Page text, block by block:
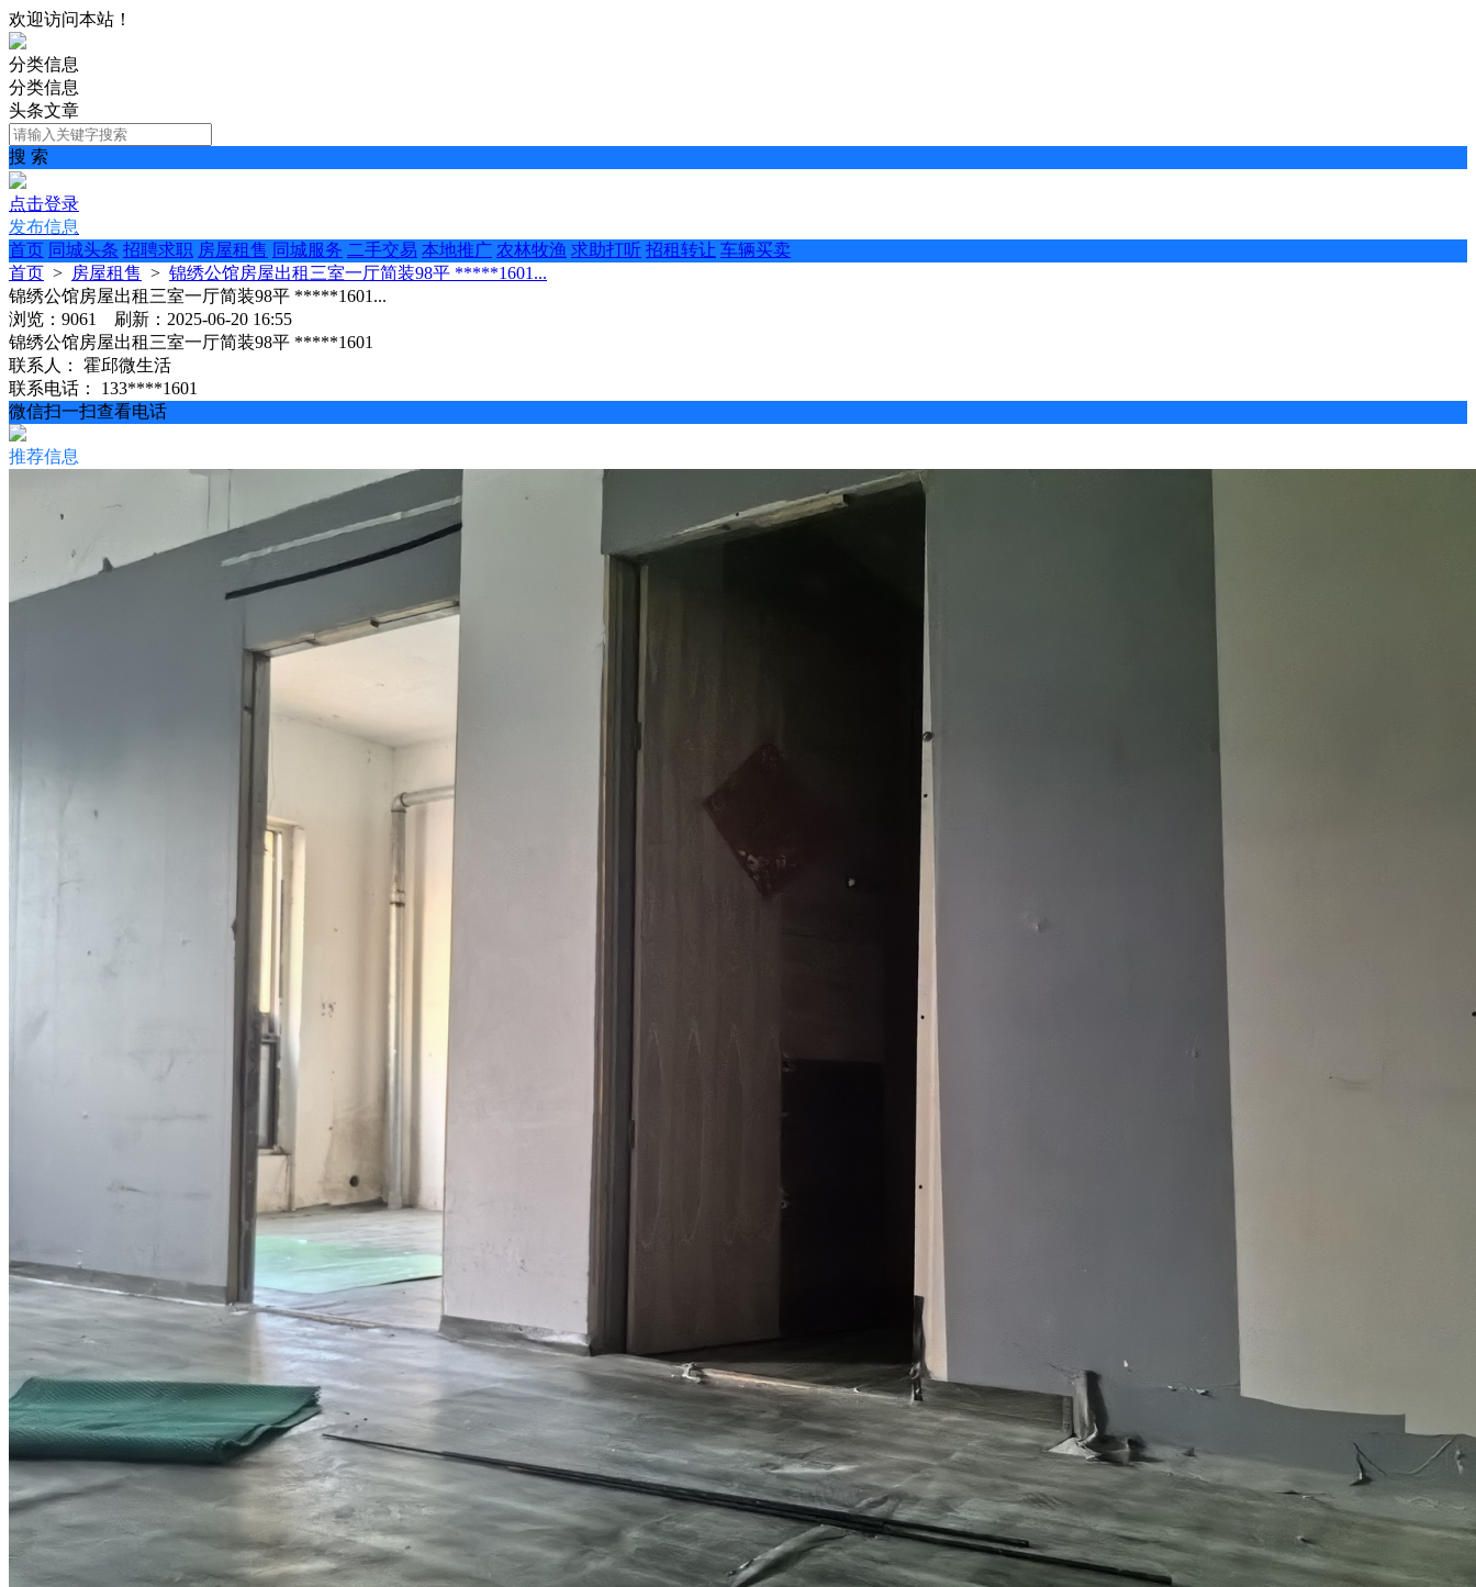
欢迎访问本站！
分类信息
分类信息
头条文章
搜 索
点击登录
发布信息
首页 同城头条 招聘求职 房屋租售 同城服务 二手交易 本地推广 农林牧渔 求助打听 招租转让 车辆买卖
首页 > 房屋租售 > 锦绣公馆房屋出租三室一厅简装98平 *****1601...
锦绣公馆房屋出租三室一厅简装98平 *****1601...
浏览：9061 刷新：2025-06-20 16:55
锦绣公馆房屋出租三室一厅简装98平 *****1601
联系人：
霍邱微生活
联系电话：
133****1601
微信扫一扫查看电话
推荐信息